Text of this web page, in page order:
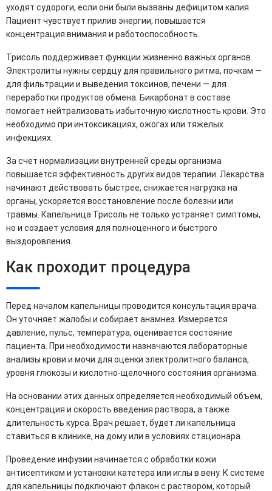
уходят судороги, если они были вызваны дефицитом калия.
Пациент чувствует прилив энергии, повышается
концентрация внимания и работоспособность.
Трисоль поддерживает функции жизненно важных органов.
Электролиты нужны сердцу для правильного ритма, почкам —
для фильтрации и выведения токсинов, печени — для
переработки продуктов обмена. Бикарбонат в составе
помогает нейтрализовать избыточную кислотность крови. Это
необходимо при интоксикациях, ожогах или тяжелых
инфекциях.
За счет нормализации внутренней среды организма
повышается эффективность других видов терапии. Лекарства
начинают действовать быстрее, снижается нагрузка на
органы, ускоряется восстановление после болезни или
травмы. Капельница Трисоль не только устраняет симптомы,
но и создает условия для полноценного и быстрого
выздоровления.
Как проходит процедура
Перед началом капельницы проводится консультация врача.
Он уточняет жалобы и собирает анамнез. Измеряется
давление, пульс, температура, оценивается состояние
пациента. При необходимости назначаются лабораторные
анализы крови и мочи для оценки электролитного баланса,
уровня глюкозы и кислотно-щелочного состояния организма.
На основании этих данных определяется необходимый объем,
концентрация и скорость введения раствора, а также
длительность курса. Врач решает, будет ли капельница
ставиться в клинике, на дому или в условиях стационара.
Проведение инфузии начинается с обработки кожи
антисептиком и установки катетера или иглы в вену. К системе
для капельницы подключают флакон с раствором, который